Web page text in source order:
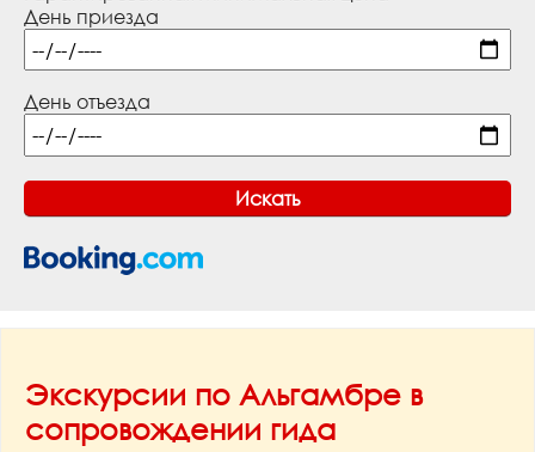
День приезда
День отъезда
Экскурсии по Альгамбре в
сопровождении гида